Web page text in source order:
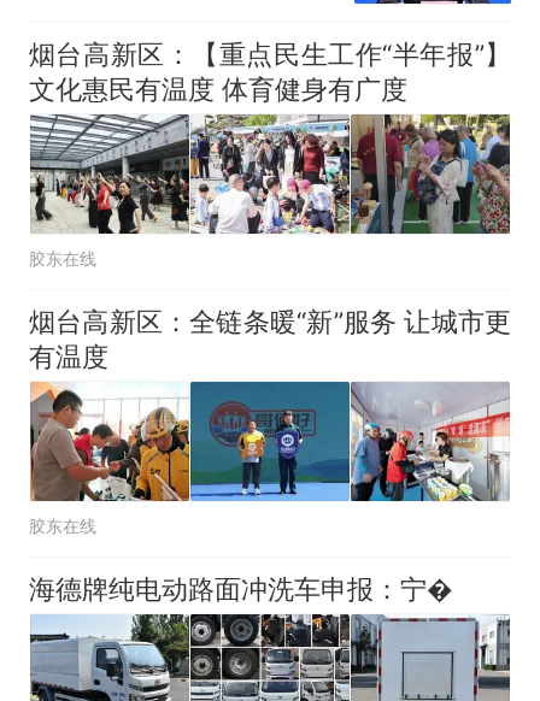
烟台高新区：【重点民生工作“半年报”】
文化惠民有温度 体育健身有广度
胶东在线
烟台高新区：全链条暖“新”服务 让城市更
有温度
胶东在线
海德牌纯电动路面冲洗车申报：宁�